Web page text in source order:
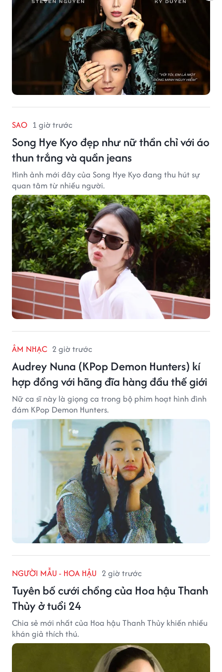
SAO 1 giờ trước
Song Hye Kyo đẹp như nữ thần chỉ với áo
thun trắng và quần jeans
Hình ảnh mới đây của Song Hye Kyo đang thu hút sự
quan tâm từ nhiều người.
ÂM NHẠC 2 giờ trước
Audrey Nuna (KPop Demon Hunters) kí
hợp đồng với hãng đĩa hàng đầu thế giới
Nữ ca sĩ này là giọng ca trong bộ phim hoạt hình đình
đám KPop Demon Hunters.
NGƯỜI MẪU - HOA HẬU 2 giờ trước
Tuyên bố cưới chồng của Hoa hậu Thanh
Thủy ở tuổi 24
Chia sẻ mới nhất của Hoa hậu Thanh Thủy khiến nhiều
khán giả thích thú.